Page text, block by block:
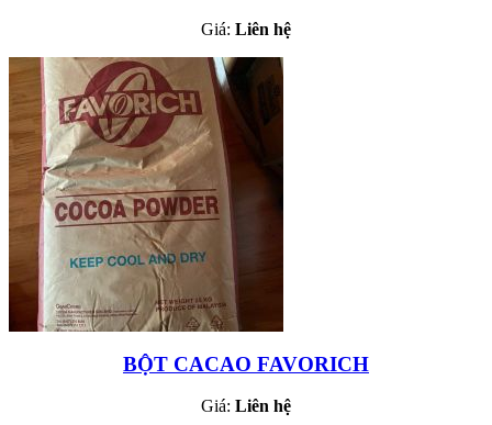
Giá: Liên hệ
BỘT CACAO FAVORICH
Giá: Liên hệ